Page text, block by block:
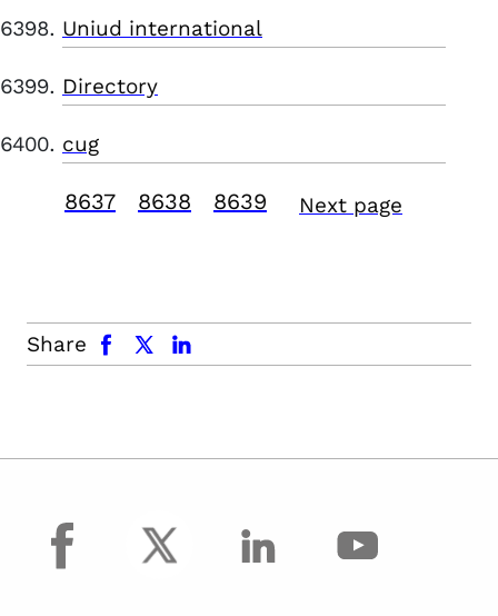
Uniud international
Directory
cug
8637 8638 8639 Next page
Share
facebook x.com linkedin
facebook